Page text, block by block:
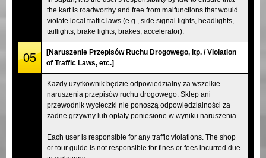
the kart is roadworthy and free from malfunctions that would
violate local traffic laws (e.g., side signal lights, headlights,
taillights, brake lights, brakes, accelerator).
05
[Naruszenie Przepisów Ruchu Drogowego, itp. / Violation
of Traffic Laws, etc.]
Każdy użytkownik będzie odpowiedzialny za wszelkie
naruszenia przepisów ruchu drogowego. Sklep ani
przewodnik wycieczki nie ponoszą odpowiedzialności za
żadne grzywny lub opłaty poniesione w wyniku naruszenia.
Each user is responsible for any traffic violations. The shop
or tour guide is not responsible for fines or fees incurred due